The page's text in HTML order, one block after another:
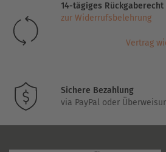
können
auf
14-tägiges Rückgaberecht
zur Widerrufsbelehrung
Vertrag
Sichere Bezahlung
via PayPal oder